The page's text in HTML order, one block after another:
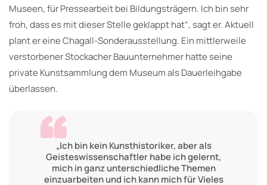
Museen, für Pressearbeit bei Bildungsträgern. Ich bin sehr
froh, dass es mit dieser Stelle geklappt hat“, sagt er. Aktuell
plant er eine Chagall-Sonderausstellung. Ein mittlerweile
verstorbener Stockacher Bauunternehmer hatte seine
private Kunstsammlung dem Museum als Dauerleihgabe
überlassen.
„Ich bin kein Kunsthistoriker, aber als
Geisteswissenschaftler habe ich gelernt,
mich in ganz unterschiedliche Themen
einzuarbeiten und ich kann mich für Vieles